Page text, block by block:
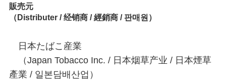
販売元
（Distributer / 经销商 / 經銷商 / 판매원）
日本たばこ産業
（Japan Tobacco Inc. / 日本烟草产业 / 日本煙草
產業 / 일본담배산업）